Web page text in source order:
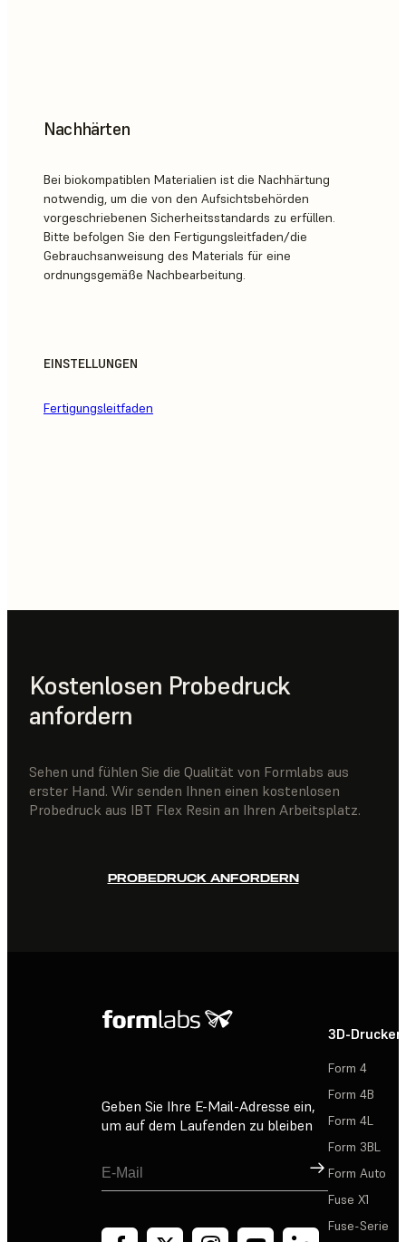
Nachhärten
Bei biokompatiblen Materialien ist die Nachhärtung
notwendig, um die von den Aufsichtsbehörden
vorgeschriebenen Sicherheitsstandards zu erfüllen.
Bitte befolgen Sie den Fertigungsleitfaden/die
Gebrauchsanweisung des Materials für eine
ordnungsgemäße Nachbearbeitung.
EINSTELLUNGEN
Fertigungsleitfaden
Kostenlosen Probedruck
anfordern
Sehen und fühlen Sie die Qualität von Formlabs aus
erster Hand. Wir senden Ihnen einen kostenlosen
Probedruck aus IBT Flex Resin an Ihren Arbeitsplatz.
PROBEDRUCK ANFORDERN
Geben Sie Ihre E-Mail-Adresse ein,
um auf dem Laufenden zu bleiben
Registrieren
3D-Drucker
Form 4
Form 4B
Form 4L
Form 3BL
Form Auto
Fuse X1
Fuse-Serie